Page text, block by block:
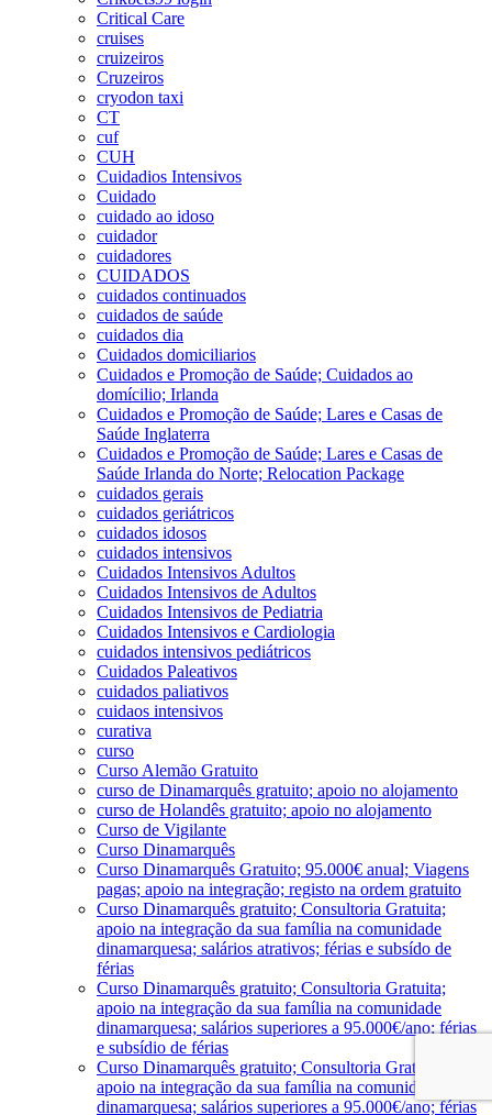
Critical Care
cruises
cruizeiros
Cruzeiros
cryodon taxi
CT
cuf
CUH
Cuidadios Intensivos
Cuidado
cuidado ao idoso
cuidador
cuidadores
CUIDADOS
cuidados continuados
cuidados de saúde
cuidados dia
Cuidados domiciliarios
Cuidados e Promoção de Saúde; Cuidados ao
domícilio; Irlanda
Cuidados e Promoção de Saúde; Lares e Casas de
Saúde Inglaterra
Cuidados e Promoção de Saúde; Lares e Casas de
Saúde Irlanda do Norte; Relocation Package
cuidados gerais
cuidados geriátricos
cuidados idosos
cuidados intensivos
Cuidados Intensivos Adultos
Cuidados Intensivos de Adultos
Cuidados Intensivos de Pediatria
Cuidados Intensivos e Cardiologia
cuidados intensivos pediátricos
Cuidados Paleativos
cuidados paliativos
cuidaos intensivos
curativa
curso
Curso Alemão Gratuito
curso de Dinamarquês gratuito; apoio no alojamento
curso de Holandês gratuito; apoio no alojamento
Curso de Vigilante
Curso Dinamarquês
Curso Dinamarquês Gratuito; 95.000€ anual; Viagens
pagas; apoio na integração; registo na ordem gratuito
Curso Dinamarquês gratuito; Consultoria Gratuita;
apoio na integração da sua família na comunidade
dinamarquesa; salários atrativos; férias e subsído de
férias
Curso Dinamarquês gratuito; Consultoria Gratuita;
apoio na integração da sua família na comunidade
dinamarquesa; salários superiores a 95.000€/ano; férias
e subsídio de férias
Curso Dinamarquês gratuito; Consultoria Gratuita;
apoio na integração da sua família na comunidade
dinamarquesa; salários superiores a 95.000€/ano; férias